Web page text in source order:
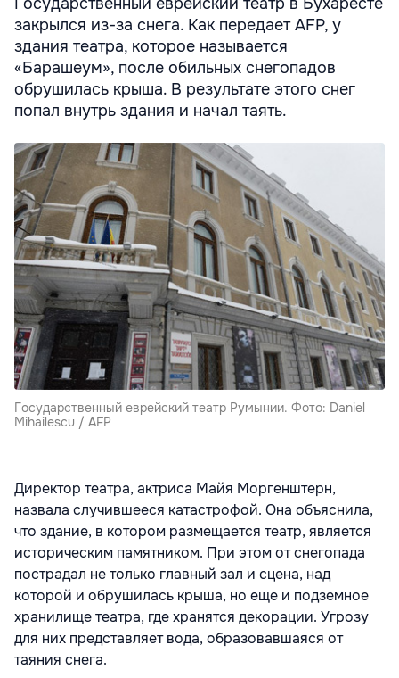
закрылся из-за снега. Как передает AFP, у
здания театра, которое называется
«Барашеум», после обильных снегопадов
обрушилась крыша. В результате этого снег
попал внутрь здания и начал таять.
Государственный еврейский театр Румынии. Фото: Daniel
Mihailescu / AFP
Директор театра, актриса Майя Моргенштерн,
назвала случившееся катастрофой. Она объяснила,
что здание, в котором размещается театр, является
историческим памятником. При этом от снегопада
пострадал не только главный зал и сцена, над
которой и обрушилась крыша, но еще и подземное
хранилище театра, где хранятся декорации. Угрозу
для них представляет вода, образовавшаяся от
таяния снега.